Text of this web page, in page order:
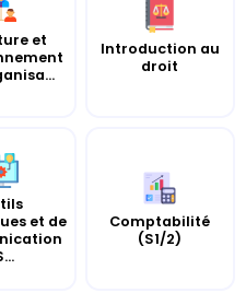
et
Introduction au
droit
et de
Comptabilité
(S1/2)